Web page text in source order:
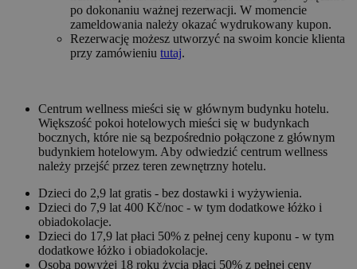
po dokonaniu ważnej rezerwacji. W momencie
zameldowania należy okazać wydrukowany kupon.
Rezerwację możesz utworzyć na swoim koncie klienta
przy zamówieniu tutaj.
Centrum wellness mieści się w głównym budynku hotelu.
Większość pokoi hotelowych mieści się w budynkach
bocznych, które nie są bezpośrednio połączone z głównym
budynkiem hotelowym. Aby odwiedzić centrum wellness
należy przejść przez teren zewnętrzny hotelu.
Dzieci do 2,9 lat gratis - bez dostawki i wyżywienia.
Dzieci do 7,9 lat 400 Kč/noc - w tym dodatkowe łóżko i
obiadokolacje.
Dzieci do 17,9 lat płaci 50% z pełnej ceny kuponu - w tym
dodatkowe łóżko i obiadokolacje.
Osoba powyżej 18 roku życia płaci 50% z pełnej ceny